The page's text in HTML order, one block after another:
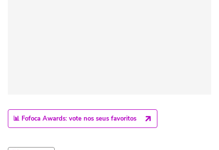
📊 Fofoca Awards: vote nos seus favoritos